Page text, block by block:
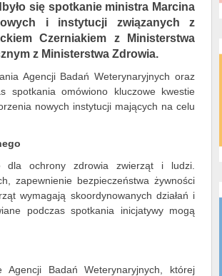
się spotkanie ministra Marcina
i instytucji związanych z
Czerniakiem z Ministerstwa
z Ministerstwa Zdrowia.
Agencji Badań Weterynaryjnych oraz
spotkania omówiono kluczowe kwestie
nowych instytucji mających na celu
dla ochrony zdrowia zwierząt i ludzi.
zapewnienie bezpieczeństwa żywności
wymagają skoordynowanych działań i
podczas spotkania inicjatywy mogą
Agencji Badań Weterynaryjnych, której